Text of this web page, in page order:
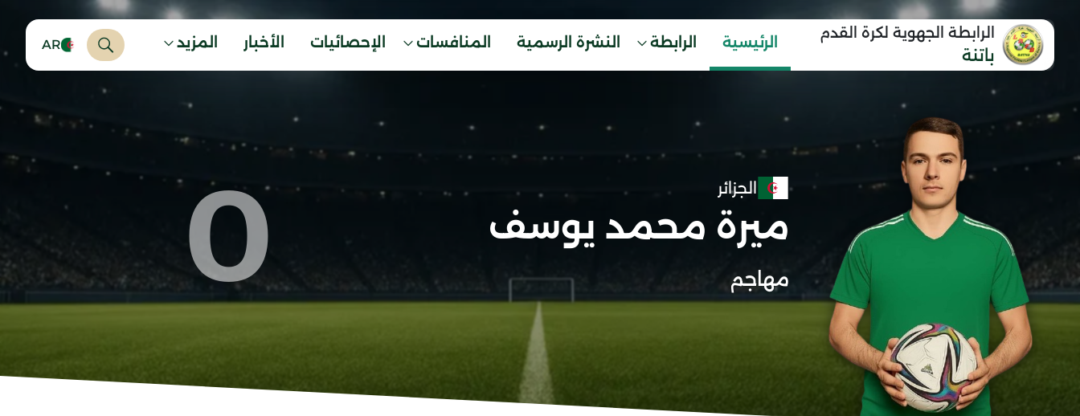
الرابطة الجهوية لكرة القدم
باتنة
الرئيسية الرابطة النشرة الرسمية المنافسات الإحصائيات الأخبار المزيد AR
الجزائر
ميرة محمد يوسف
مهاجم 0